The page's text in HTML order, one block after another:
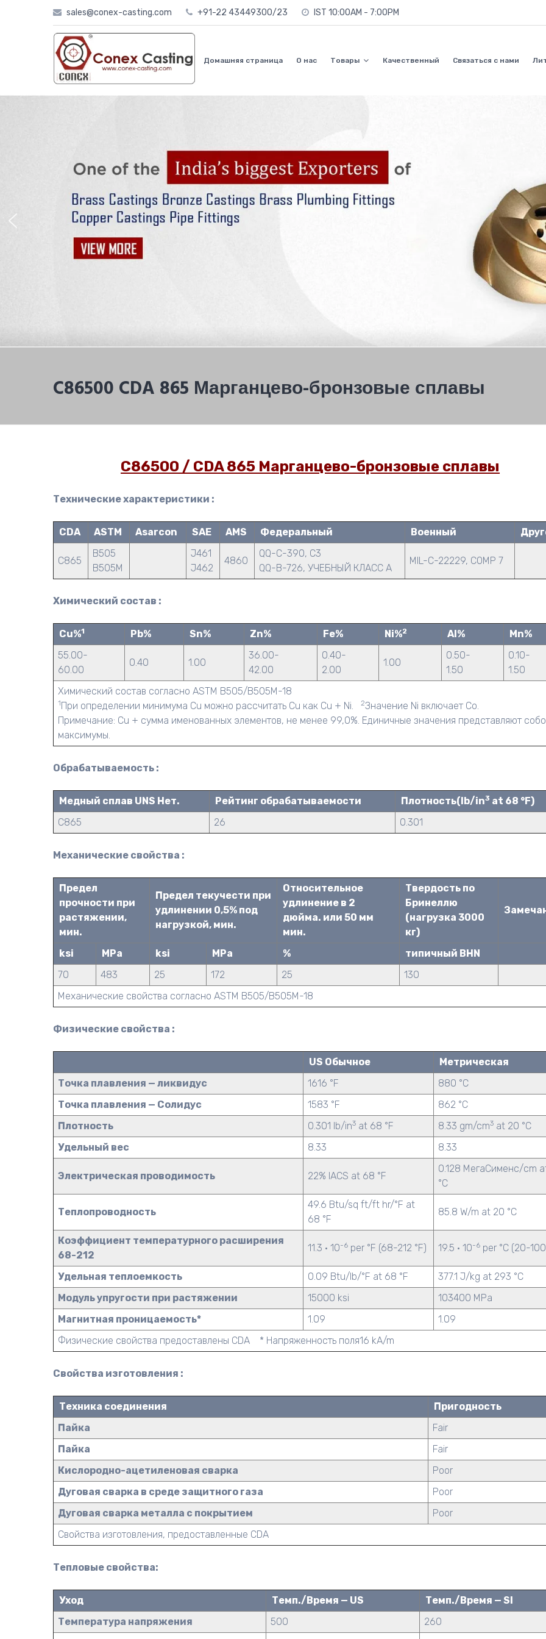
sales@conex-casting.com +91-22 43449300/23 IST 10:00AM - 7:00PM
Домашняя страница О нас Товары Качественный Связаться с нами
C86500 CDA 865 Марганцево-бронзовые сплавы
C86500 / CDA 865 Марганцево-бронзовые сплавы
Технические характеристики :
CDA ASTM Asarcon SAE AMS Федеральный Военный
C865
B505
B505M
J461
J462
4860
QQ-C-390, C3
QQ-B-726, УЧЕБНЫЙ КЛАСС A
MIL-C-22229, COMP 7
Химический состав :
Cu%1 Pb% Sn% Zn% Fe% Ni%2 Al% Mn%
Химический состав согласно ASTM B505/B505M-18
1При определении минимума Cu можно рассчитать Cu как Cu + Ni. 2Значение Ni включает Co.
Примечание: Cu + сумма именованных элементов, не менее 99,0%. Единичные значения представляют
максимумы.
55.00-
60.00
0.40 1.00
36.00-
42.00
0.40-
2.00
1.00
0.50-
1.50
0.10-
1.50
Обрабатываемость :
Медный сплав UNS Нет. Рейтинг обрабатываемости Плотность(lb/in3 at 68 °F)
C865
26 0.301
Механические свойства :
Механические свойства согласно ASTM B505/B505M-18
Предел
прочности при
растяжении,
мин.
Предел текучести при
удлинении 0,5% под
нагрузкой, мин.
Относительное
удлинение в 2
дюйма. или 50 мм
мин.
Твердость по
Бринеллю
(нагрузка 3000
кг)
ksi MPa ksi MPa %
типичный BHN
70
483 25 172 25 130
Физические свойства :
Физические свойства предоставлены CDA * Напряженность поля16 kA/m
US Обычное
Метрическая
Точка плавления — ликвидус
1616 °F
880 °C
Точка плавления — Солидус
1583 °F
862 °C
Плотность
0.301 lb/in3 at 68 °F 8.33 gm/cm3 at 20 °C
Удельный вес
8.33 8.33
Электрическая проводимость 22% IACS at 68 °F
0.128 МегаСименс/cm
°C
Теплопроводность
49.6 Btu/sq ft/ft hr/°F at
68 °F
85.8 W/m at 20 °C
Коэффициент температурного расширения
68-212
11.3 · 10-6 per °F (68-212 °F) 19.5 · 10-6 per °C (20-
Удельная теплоемкость 0.09 Btu/lb/°F at 68 °F
377.1 J/kg at 293 °C
Модуль упругости при растяжении
15000 ksi
103400 MPa
Магнитная проницаемость*
1.09 1.09
Свойства изготовления :
Свойства изготовления, предоставленные CDA
Техника соединения
Пригодность
Пайка
Fair
Пайка
Fair
Кислородно-ацетиленовая сварка
Poor
Дуговая сварка в среде защитного газа
Poor
Дуговая сварка металла с покрытием
Poor
Тепловые свойства:
Уход Темп./Время — US
Темп./Время — SI
Температура напряжения
500
260